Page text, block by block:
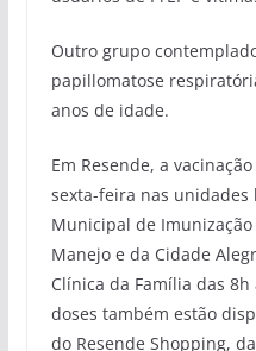
Outro grupo
papillomatose
anos de idade.
Em Resende, a
sexta-feira nas unidades
Municipal de
Manejo e da Cidade
Clínica da Família das 8h
doses também estão
do Resende Shopping,